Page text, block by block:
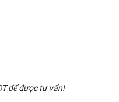
để được tư vấn!